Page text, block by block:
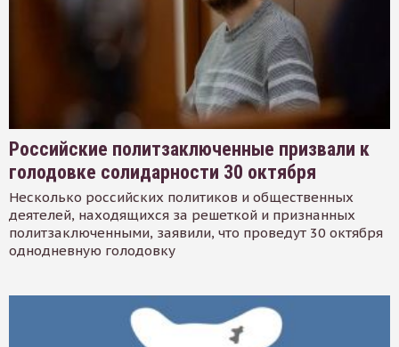
Российские политзаключенные призвали к
голодовке солидарности 30 октября
Несколько российских политиков и общественных
деятелей, находящихся за решеткой и признанных
политзаключенными, заявили, что проведут 30 октября
однодневную голодовку